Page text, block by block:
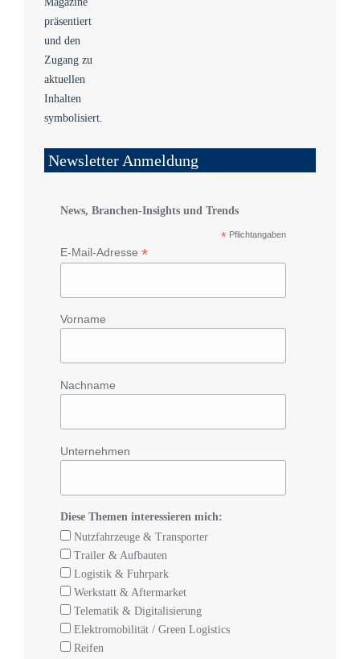
Newsletter Anmeldung
News, Branchen-Insights und Trends
* Pflichtangaben
E-Mail-Adresse *
Vorname
Nachname
Unternehmen
Diese Themen interessieren mich:
Nutzfahrzeuge & Transporter
Trailer & Aufbauten
Logistik & Fuhrpark
Werkstatt & Aftermarket
Telematik & Digitalisierung
Elektromobilität / Green Logistics
Reifen